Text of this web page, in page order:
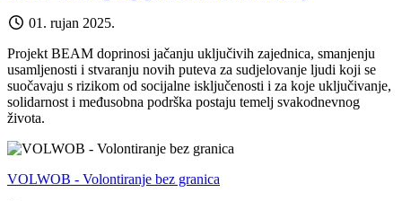
01. rujan 2025.
Projekt BEAM doprinosi jačanju uključivih zajednica, smanjenju
usamljenosti i stvaranju novih puteva za sudjelovanje ljudi koji se
suočavaju s rizikom od socijalne isključenosti i za koje uključivanje,
solidarnost i međusobna podrška postaju temelj svakodnevnog
života.
VOLWOB - Volontiranje bez granica